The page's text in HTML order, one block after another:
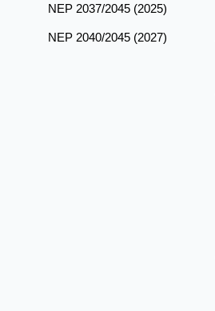
NEP 2037/2045 (2025)
NEP 2040/2045 (2027)